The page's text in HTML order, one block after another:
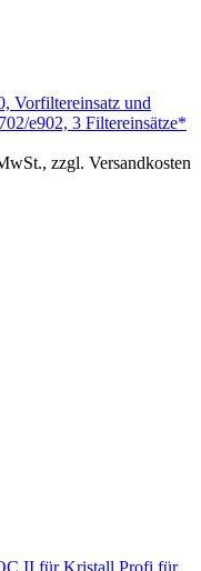
Vorfiltereinsatz und
e902, 3 Filtereinsätze*
zzgl. Versandkosten
II für Kristall Profi für